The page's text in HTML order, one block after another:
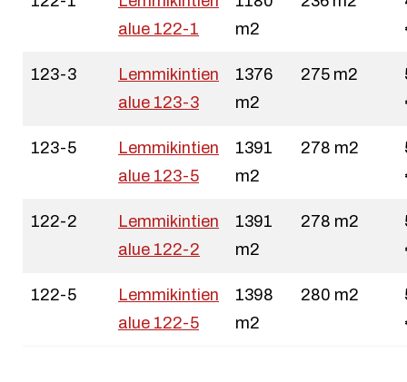
alue 122-1
m2
123-3
Lemmikintien
alue 123-3
1376
m2
275 m2
123-5
Lemmikintien
alue 123-5
1391
m2
278 m2
122-2
Lemmikintien
alue 122-2
1391
m2
278 m2
122-5
Lemmikintien
alue 122-5
1398
m2
280 m2